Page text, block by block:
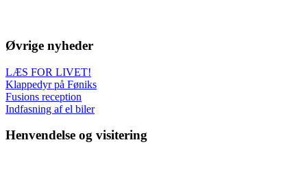
Øvrige nyheder
LÆS FOR LIVET!
Klappedyr på Føniks
Fusions reception
Indfasning af el biler
Henvendelse og visitering